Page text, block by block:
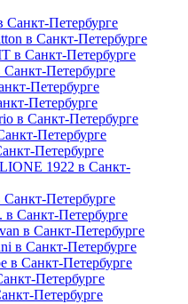
Петербурге
в Санкт-Петербурге
в Санкт-Петербурге
Петербурге
Петербурге
Петербурге
в Санкт-Петербурге
Петербурге
Петербурге
1922 в Санкт-
Петербурге
Санкт-Петербурге
в Санкт-Петербурге
в Санкт-Петербурге
в Санкт-Петербурге
Петербурге
Петербурге